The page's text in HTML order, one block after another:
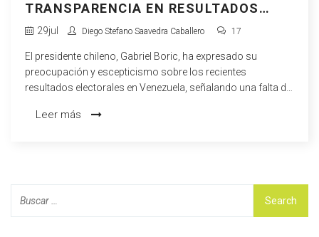
TRANSPARENCIA EN RESULTADOS
ELECTORALES EN VENEZUELA
29jul Diego Stefano Saavedra Caballero 17
El presidente chileno, Gabriel Boric, ha expresado su
preocupación y escepticismo sobre los recientes
resultados electorales en Venezuela, señalando una falta de
internacional a vigilar y garantizar que las elecciones fueran
Leer más